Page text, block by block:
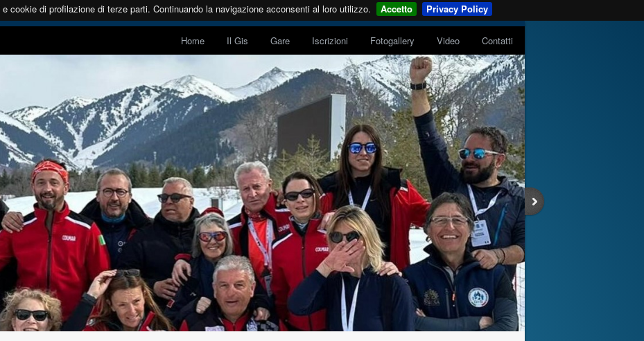
cookie di profilazione di terze parti. Continuando la navigazione acconsenti al loro utilizzo. Accetto Privacy Policy
Home Il Gis Gare Iscrizioni Fotogallery Video Contatti